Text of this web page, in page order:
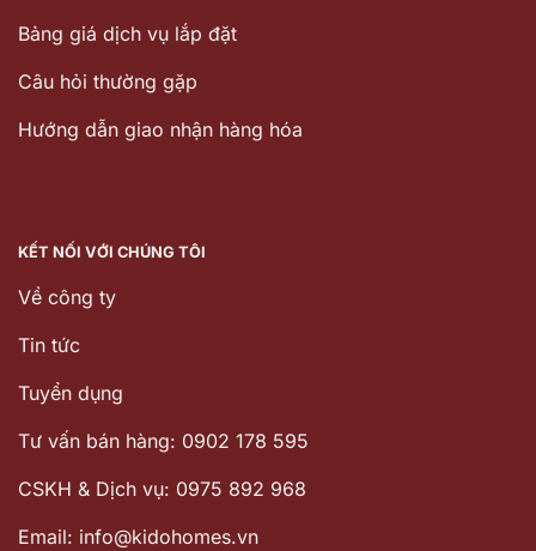
Bảng giá dịch vụ lắp đặt
Câu hỏi thường gặp
Hướng dẫn giao nhận hàng hóa
KẾT NỐI VỚI CHÚNG TÔI
Về công ty
Tin tức
Tuyển dụng
Tư vấn bán hàng: 0902 178 595
CSKH & Dịch vụ: 0975 892 968
Email: info@kidohomes.vn